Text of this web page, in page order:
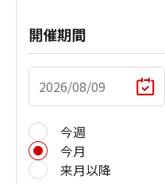
開催期間
今週
今月
来月以降